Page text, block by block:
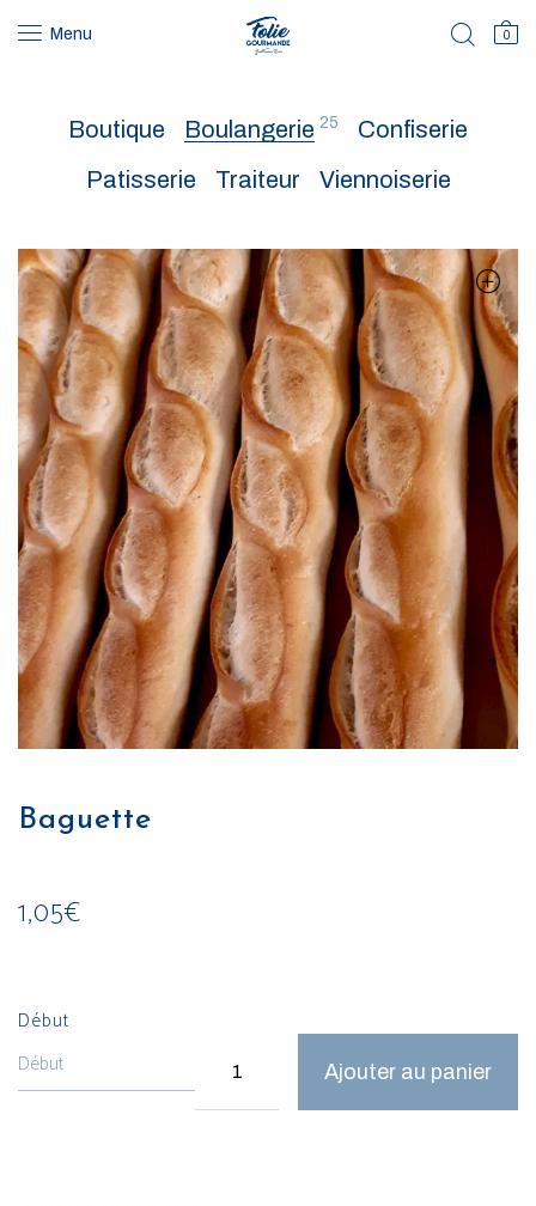
Menu 0
Boutique Boulangerie 25
Confiserie
Patisserie
Traiteur Viennoiserie
Baguette
1,05€
Début
Ajouter au panier